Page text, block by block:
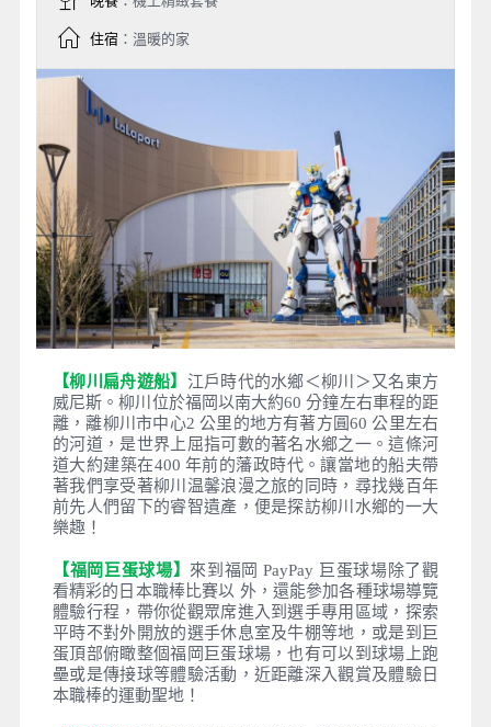
館、書店、DVD出租店與咖啡店的武雄市圖書館，其
全新概念也使得當地成為新興觀光景點，讓更多人就
此沉浸在書香世界。
Day 5
東方威尼斯~柳川遊船 －福岡巨
蛋球場/場外握手廣場-和日本名
人王貞治.貴乃花等握手攝影留念
－免稅店－福岡最新地標鋼彈
~LaLaPort福岡購物中心自由逛
街購物 福岡空港／高雄小港國際
機場
早餐：飯店內享用
午餐
晚餐：機上精緻套餐
住宿：溫暖的家